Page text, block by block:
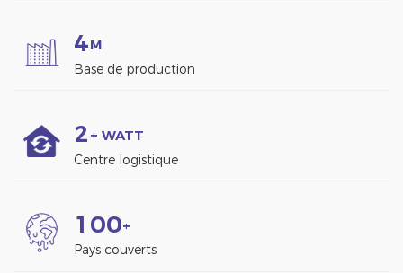
4M
Base de production
2 + WATT
Centre logistique
1 00+
Pays couverts